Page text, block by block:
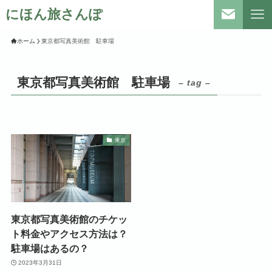
にほん旅さんぽ
ホーム 東京都写真美術館 駐車場
東京都写真美術館 駐車場 – tag –
東京
東京都写真美術館のチケッ
ト料金やアクセス方法は？
駐車場はあるの？
2023年3月31日